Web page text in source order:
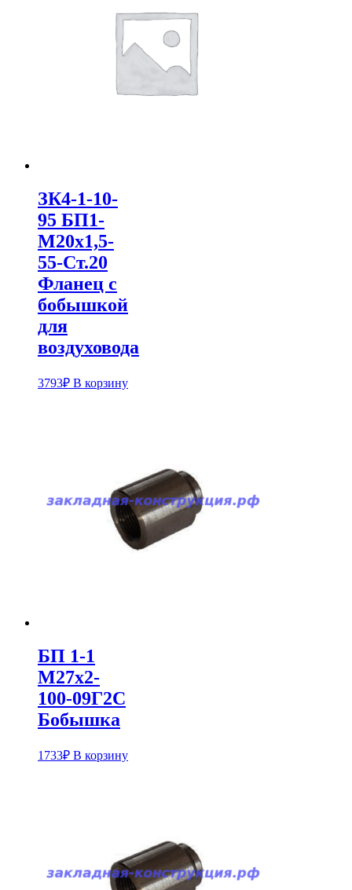
ЗК4-1-10-
95 БП1-
М20х1,5-
55-Ст.20
Фланец с
бобышкой
для
воздуховода
3793₽ В корзину
БП 1-1
М27х2-
100-09Г2С
Бобышка
1733₽ В корзину